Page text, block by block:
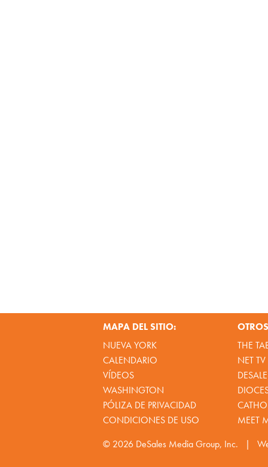
MAPA DEL SITIO:
NUEVA YORK
CALENDARIO
VÍDEOS
WASHINGTON
PÓLIZA DE PRIVACIDAD
CONDICIONES DE USO
THE
NET TV
MEET
© 2026 DeSales Media Group, Inc. |